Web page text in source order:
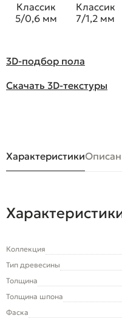
Классик
5/0,6 мм
Классик
7/1,2 мм
3D-подбор пола
Скачать 3D-текстуры
Характеристики
Коллекция
Тип древесины
Толщина
Толщина шпона
Фаска